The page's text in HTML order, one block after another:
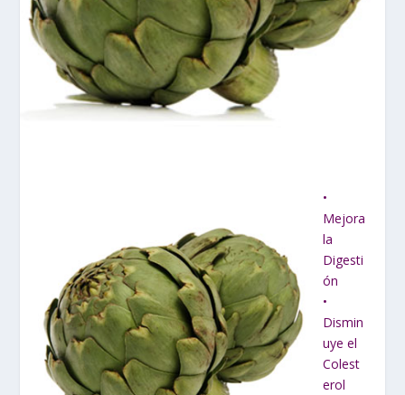
•
Mejora
la
Digesti
ón
•
Dismin
uye el
Colest
erol